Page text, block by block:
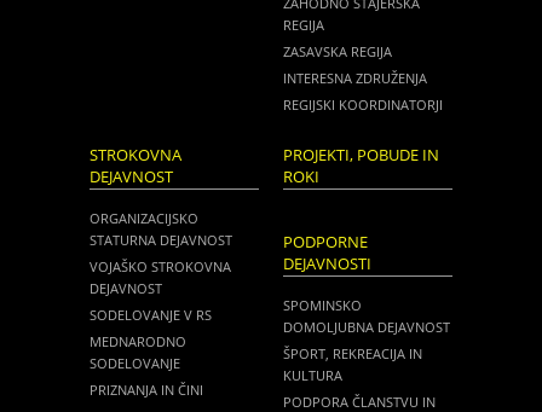
REGIJA
ZASAVSKA REGIJA
INTERESNA ZDRUŽENJA
REGIJSKI KOORDINATORJI
STROKOVNA
DEJAVNOST
ORGANIZACIJSKO
STATURNA DEJAVNOST
VOJAŠKO STROKOVNA
DEJAVNOST
SODELOVANJE V RS
MEDNARODNO
SODELOVANJE
PRIZNANJA IN ČINI
PROJEKTI, POBUDE IN
ROKI
PODPORNE
DEJAVNOSTI
SPOMINSKO
DOMOLJUBNA DEJAVNOST
ŠPORT, REKREACIJA IN
KULTURA
PODPORA ČLANSTVU IN